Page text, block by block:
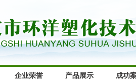
企业荣誉 产品展示 成功